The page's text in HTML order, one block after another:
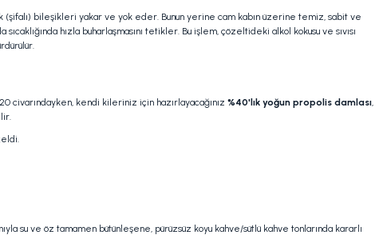
(şifalı) bileşikleri yakar ve yok eder. Bunun yerine cam kabın üzerine temiz, sabit ve
sıcaklığında hızla buharlaşmasını tetikler. Bu işlem, çözeltideki alkol kokusu ve sıvısı
civarındayken, kendi kileriniz için hazırlayacağınız %40'lık yoğun propolis damlası,
su ve öz tamamen bütünleşene, pürüzsüz koyu kahve/sütlü kahve tonlarında kararlı